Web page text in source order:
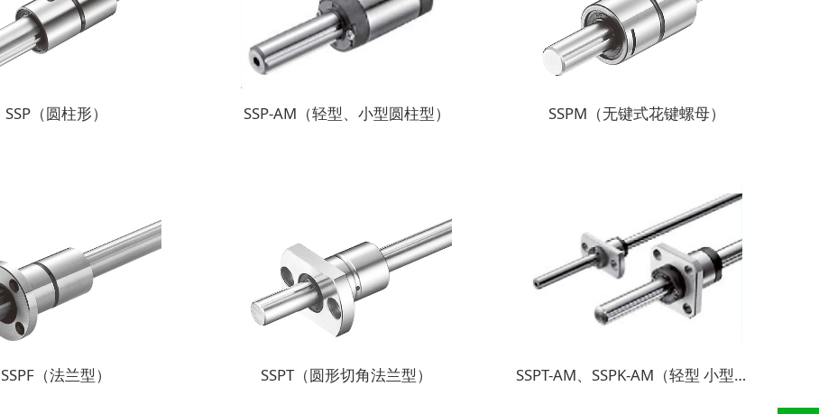
SSP（圆柱形） SSP-AM（轻型、小型圆柱型） SSPM（无键式花键螺母）
SSPF（法兰型） SSPT（圆形切角法兰型） SSPT-AM、SSPK-AM（轻型 小型外筒法兰型）